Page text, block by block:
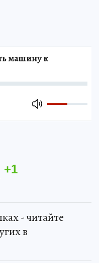
машину к
+1
- читайте
в